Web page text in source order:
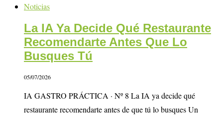
Noticias
La IA Ya Decide Qué Restaurante
Recomendarte Antes Que Lo
Busques Tú
05/07/2026
IA GASTRO PRÁCTICA · Nº 8 La IA ya decide qué
restaurante recomendarte antes de que tú lo busques Un